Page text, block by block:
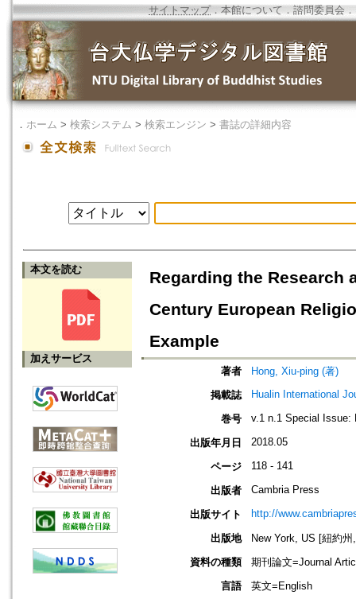
サイトマップ．本館について ． 諮問委員会 ．
． ホーム > 検索システム > 検索エンジン > 書誌の詳細内容
本文を読む
加えサービス
Regarding the Research
Century European
Example
著者
Hong, Xiu-ping (著)
掲載誌
Hualin International
巻号 v.1 n.1 Special Issue:
出版年月日 2018.05
ページ 118 - 141
出版者 Cambria Press
出版サイト http://
出版地
New York, US [紐約
資料の種類
期刊論文=Journal
言語
英文=English